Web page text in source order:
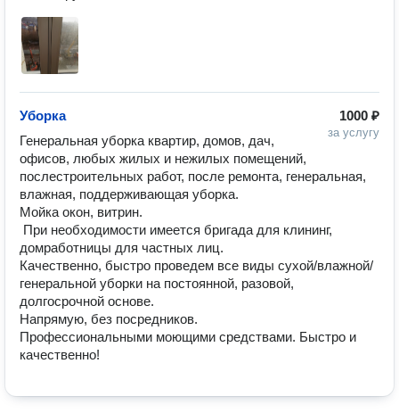
1000 ₽
за услугу
Уборка
Генеральная уборка квартир, домов, дач,
офисов, любых жилых и нежилых помещений,
послестроительных работ, после ремонта, генеральная,
влажная, поддерживающая уборка.
Мойка окон, витрин.
домработницы для частных лиц.
Качественно, быстро проведем все виды сухой/влажной/
генеральной уборки на постоянной, разовой,
долгосрочной основе.
Напрямую, без посредников.
Профессиональными моющими средствами. Быстро и
качественно!